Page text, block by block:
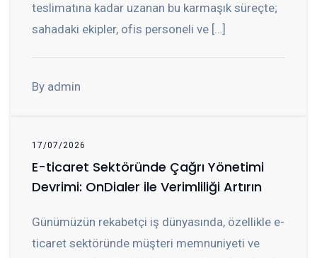
teslimatına kadar uzanan bu karmaşık süreçte;
sahadaki ekipler, ofis personeli ve […]
By admin
17/07/2026
E-ticaret Sektöründe Çağrı Yönetimi
Devrimi: OnDialer ile Verimliliği Artırın
Günümüzün rekabetçi iş dünyasında, özellikle e-
ticaret sektöründe müşteri memnuniyeti ve